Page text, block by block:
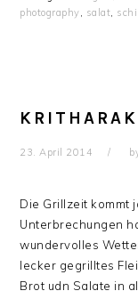
photography, salat,
23. April 2014
Die Grillzeit kommt
Unterbrechungen
wundervolles
lecker gegrilltes
Brot udn Salate in